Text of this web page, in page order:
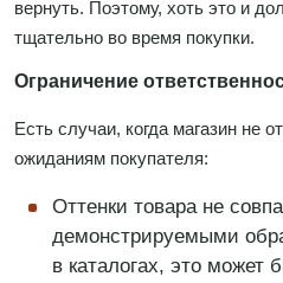
вернуть. Поэтому, хоть это и
тщательно во время покупки.
Ограничение
Есть случаи, когда магазин не
ожиданиям покупателя:
Оттенки товара не
демонстрируемыми
в каталогах, это может